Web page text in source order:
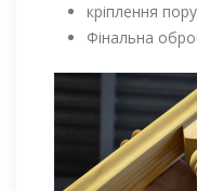
кріплення
Фінальна